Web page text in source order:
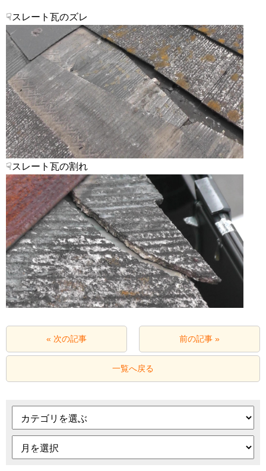
« 次の記事 前の記事 »
一覧へ戻る